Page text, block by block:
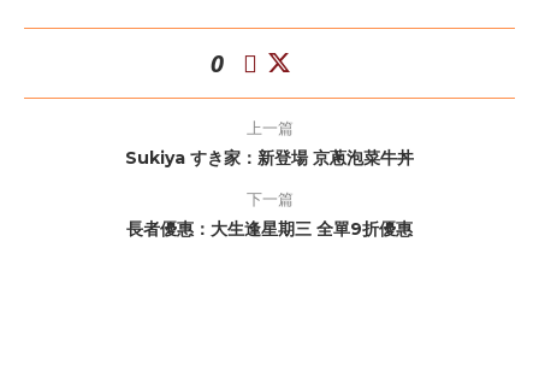
0
上一篇
Sukiya すき家：新登場 京蔥泡菜牛丼
下一篇
長者優惠：大生逢星期三 全單9折優惠